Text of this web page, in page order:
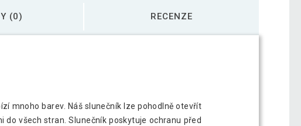
(0) RECENZE
mnoho barev. Náš slunečník lze pohodlně otevřít
všech stran. Slunečník poskytuje ochranu před